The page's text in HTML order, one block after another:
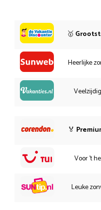
🥇
Heerlijke
🏅
Voor 't
Leuke